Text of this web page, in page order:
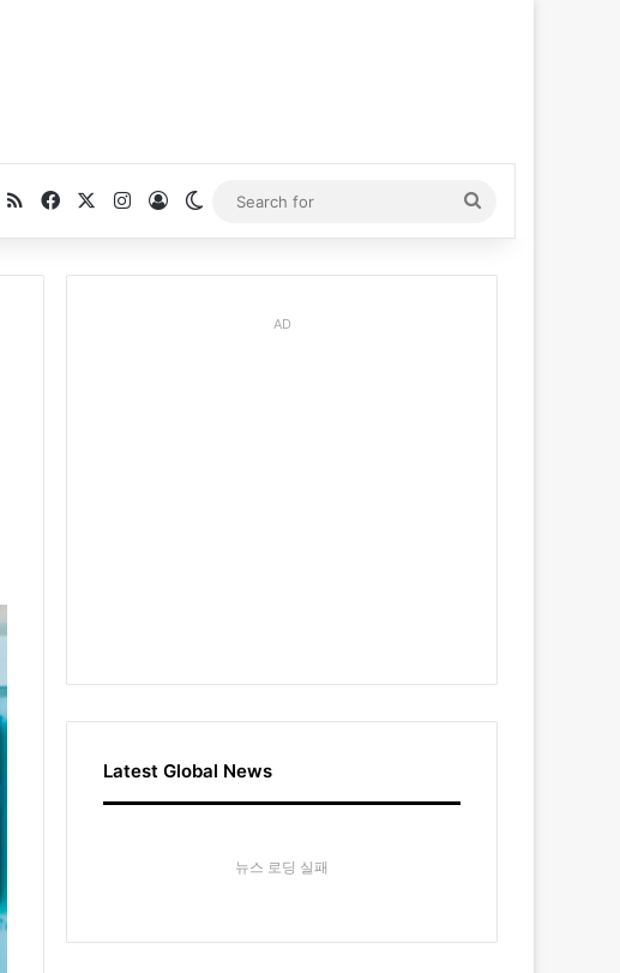
RSS FacebookInstagram
Log InSwitch skin
for
AD
Latest Global News
뉴스 로딩 실패